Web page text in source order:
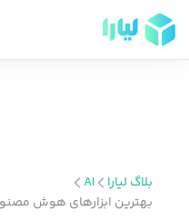
بلاگ لیارا
AI
بهترین ابزارهای هوش